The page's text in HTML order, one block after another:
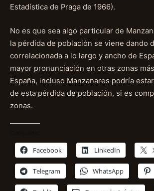
Estadística de Praga de 1966).
No es que sea algo particular de
la pérdida de población se viene dando
correlacionada a lo largo y ancho de
mayor pronunciación en otras zonas
España, incluso Manzanares podría
de esta pérdida de población, si es
zonas.
Facebook LinkedIn
Telegram WhatsApp